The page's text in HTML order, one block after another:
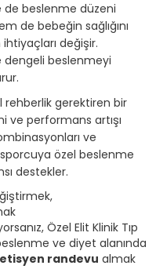
beslenme düzeni
de bebeğin sağlığını
değişir.
dengeli beslenmeyi
gerektiren bir
ve performans artışı
ve
özel beslenme
destekler.
Özel Elit Klinik Tıp
ve diyet alanında
randevu almak